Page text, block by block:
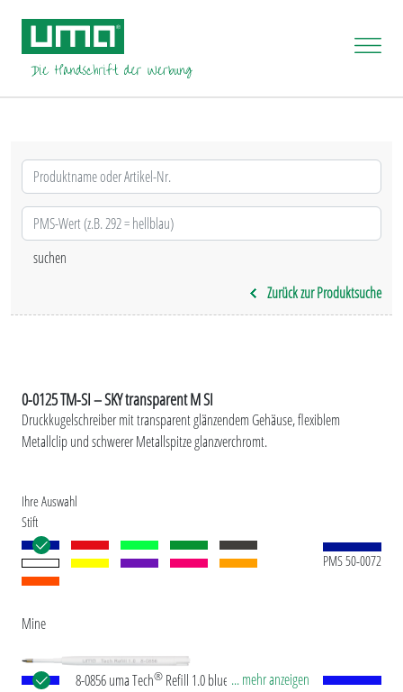
Zurück zur Produktsuche
0-0125 TM-SI – SKY transparent M SI
Druckkugelschreiber mit transparent glänzendem Gehäuse, flexiblem
Metallclip und schwerer Metallspitze glanzverchromt.
Ihre Auswahl
Stift
PMS 50-0072
Mine
8-0856 uma Tech® Refill 1.0 blue Europäische
... mehr anzeigen